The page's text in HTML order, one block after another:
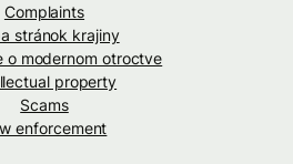
Complaints
stránok krajiny
o modernom otroctve
property
Scams
enforcement